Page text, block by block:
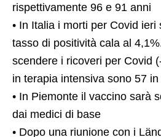
rispettivamente 96 e 91 anni
• In Italia i morti per Covid ieri
tasso di positività cala al
scendere i ricoveri per Covid
in terapia intensiva sono 57
• In Piemonte il vaccino sarà
dai medici di base
• Dopo una riunione con i